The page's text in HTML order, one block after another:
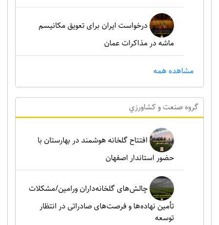
درخواست ایران برای تعویق مکانیسم
ماشه در مذاکرات عمان
مشاهده همه
گروه صنعت و کشاورزي
افتتاح گلخانه هوشمند در بهارستان با
حضور استاندار اصفهان
چالش‌های گلخانه‌داران ورامین/مشکلات
تأمین نهاده‌ها و فرصت‌های صادراتی در انتظار
توسعه